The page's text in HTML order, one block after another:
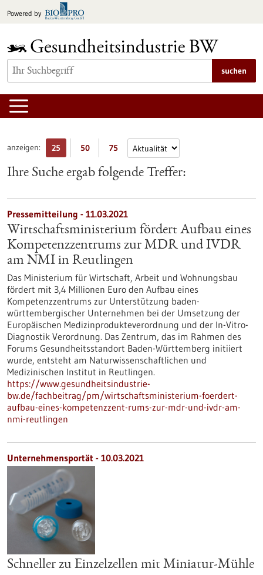
Inhalt
Powered by
suchen
anzeigen: 25 50 75
Ihre Suche ergab folgende Treffer:
Pressemitteilung - 11.03.2021
Wirtschaftsministerium fördert Aufbau eines
Kompetenzzentrums zur MDR und IVDR
am NMI in Reutlingen
Das Ministerium für Wirtschaft, Arbeit und Wohnungsbau
fördert mit 3,4 Millionen Euro den Aufbau eines
Kompetenzzentrums zur Unterstützung baden-
württembergischer Unternehmen bei der Umsetzung der
Europäischen Medizinprodukteverordnung und der In-Vitro-
Diagnostik Verordnung. Das Zentrum, das im Rahmen des
Forums Gesundheitsstandort Baden-Württemberg initiiert
wurde, entsteht am Naturwissenschaftlichen und
Medizinischen Institut in Reutlingen.
https://www.gesundheitsindustrie-
bw.de/fachbeitrag/pm/wirtschaftsministerium-foerdert-
aufbau-eines-kompetenzzent-rums-zur-mdr-und-ivdr-am-
nmi-reutlingen
Unternehmensportät - 10.03.2021
Schneller zu Einzelzellen mit Miniatur-Mühle